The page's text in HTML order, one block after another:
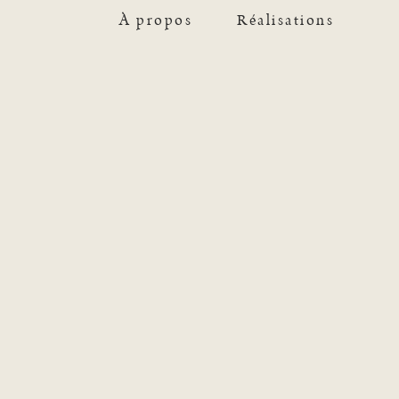
À propos Réalisations